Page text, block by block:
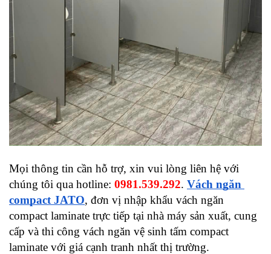
Mọi thông tin cần hỗ trợ, xin vui lòng liên hệ với
chúng tôi qua hotline: 0981.539.292. Vách ngăn
compact JATO, đơn vị nhập khẩu vách ngăn
compact laminate trực tiếp tại nhà máy sản xuất, cung
cấp và thi công vách ngăn vệ sinh tấm compact
laminate với giá cạnh tranh nhất thị trường.